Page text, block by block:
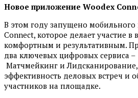
Новое приложение Woodex
В этом году запущено
Connect, которое делает участие в
комфортным и результативным.
два ключевых цифровых сервиса –
Матчмейкинг и
эффективность деловых встреч и
участников на площадке.